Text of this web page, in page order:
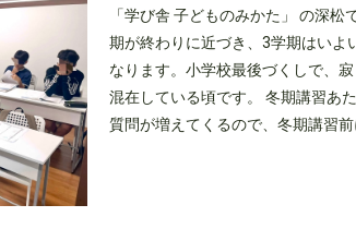
「学び舎 子どものみかた」 の深松
期が終わりに近づき、3学期はいよ
なります。小学校最後づくしで、
混在している頃です。 冬期講習あ
質問が増えてくるので、冬期講習前